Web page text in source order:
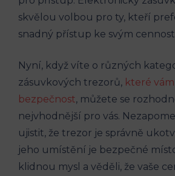
skvělou volbou pro ty, kteří
snadný přístup ke svým
Nyní, když víte o různých
zásuvkových trezorů, které
bezpečnost, můžete se
nejvhodnější pro vás.
ujistit, že trezor je správně
jeho umístění je bezpečné
klidnou mysl a věděli, že vaše